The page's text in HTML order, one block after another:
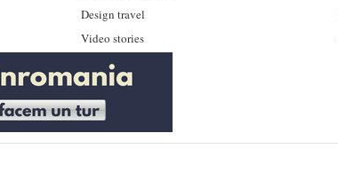
Design travel
Video stories